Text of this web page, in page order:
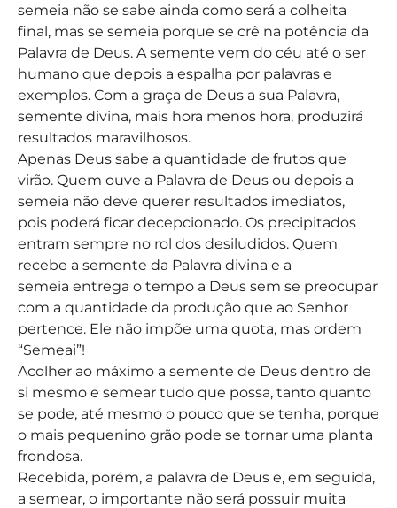
semeia não se sabe ainda como será a colheita
final, mas se semeia porque se crê na potência da
Palavra de Deus. A semente vem do céu até o ser
humano que depois a espalha por palavras e
exemplos. Com a graça de Deus a sua Palavra,
semente divina, mais hora menos hora, produzirá
resultados maravilhosos.
Apenas Deus sabe a quantidade de frutos que
virão. Quem ouve a Palavra de Deus ou depois a
semeia não deve querer resultados imediatos,
pois poderá ficar decepcionado. Os precipitados
entram sempre no rol dos desiludidos. Quem
recebe a semente da Palavra divina e a
semeia entrega o tempo a Deus sem se preocupar
com a quantidade da produção que ao Senhor
pertence. Ele não impõe uma quota, mas ordem
“Semeai”!
Acolher ao máximo a semente de Deus dentro de
si mesmo e semear tudo que possa, tanto quanto
se pode, até mesmo o pouco que se tenha, porque
o mais pequenino grão pode se tornar uma planta
frondosa.
Recebida, porém, a palavra de Deus e, em seguida,
a semear, o importante não será possuir muita